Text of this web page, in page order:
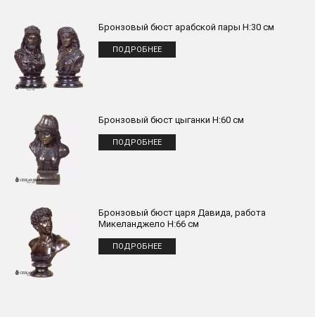
Бронзовый бюст арабской пары H:30 см
ПОДРОБНЕЕ
Бронзовый бюст цыганки H:60 см
ПОДРОБНЕЕ
Бронзовый бюст царя Давида, работа
Микеланджело H:66 см
ПОДРОБНЕЕ